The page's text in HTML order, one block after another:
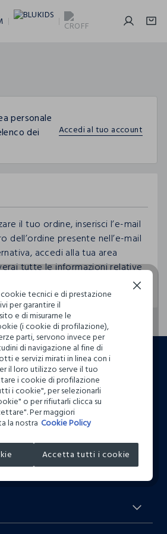
personale
dei
Accedi al tuo account
il tuo ordine, inserisci l’e-mail
dell’ordine presente nell’e-mail
accedi alla tua area
tutte le informazioni relative
un regalo:
per te 💌
e ottieni il-10% di sconto
acquisto!
tecnici e di prestazione
per garantire il
e di misurarne le
(i cookie di profilazione),
parti, servono invece per
di navigazione al fine di
e servizi mirati in linea con i
il loro utilizzo serve il tuo
i cookie di profilazione
i cookie", per selezionarli
o per rifiutarli clicca su
Per maggiori
la nostra Cookie Policy
Accetta tutti i cookie
Continua senza accettare